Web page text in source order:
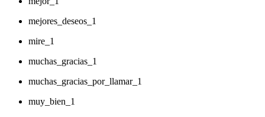
mejores_deseos_1
mire_1
muchas_gracias_1
muchas_gracias_por_llamar_1
muy_bien_1